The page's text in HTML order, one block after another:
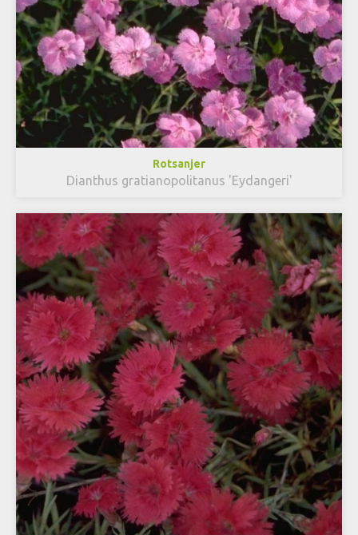
Rotsanjer
Dianthus gratianopolitanus 'Eydangeri'